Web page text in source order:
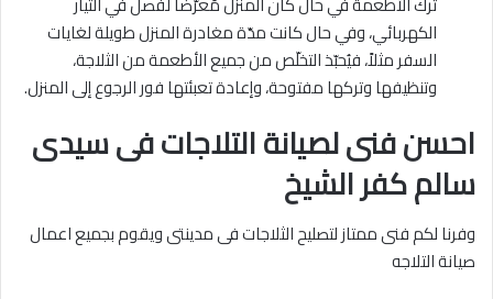
الكهربائي، وفي حال كانت مدّة مغادرة المنزل طويلة لغايات
السفر مثلاً، فيُحبّذ التخلّص من جميع الأطعمة من الثلاجة،
وتنظيفها وتركها مفتوحة، وإعادة تعبئتها فور الرجوع إلى المنزل.
احسن فنى لصيانة التلاجات فى سيدى
سالم كفر الشيخ
وفرنا لكم فنى ممتاز لتصليح الثلاجات فى مدينتى ويقوم بجميع اعمال
صيانة التلاجه